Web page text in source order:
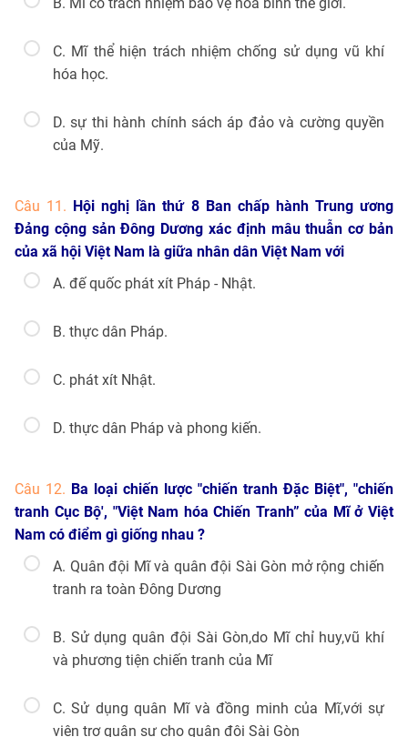
C. Mĩ thể hiện trách nhiệm chống sử dụng vũ khí
hóa học.
D. sự thi hành chính sách áp đảo và cường quyền
của Mỹ.
Câu 11. Hội nghị lần thứ 8 Ban chấp hành Trung ương
Đảng cộng sản Đông Dương xác định mâu thuẫn cơ bản
của xã hội Việt Nam là giữa nhân dân Việt Nam với
A. đế quốc phát xít Pháp - Nhật.
B. thực dân Pháp.
C. phát xít Nhật.
D. thực dân Pháp và phong kiến.
Câu 12. Ba loại chiến lược "chiến tranh Đặc Biệt", "chiến
tranh Cục Bộ', "Việt Nam hóa Chiến Tranh” của Mĩ ở Việt
Nam có điểm gì giống nhau ?
A. Quân đội Mĩ và quân đội Sài Gòn mở rộng chiến
tranh ra toàn Đông Dương
B. Sử dụng quân đội Sài Gòn,do Mĩ chỉ huy,vũ khí
và phương tiện chiến tranh của Mĩ
C. Sử dụng quân Mĩ và đồng minh của Mĩ,với sự
viện trợ quân sự cho quân đội Sài Gòn